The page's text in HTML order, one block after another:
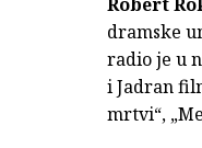
dramske
radio je u
i Jadran
mrtvi“,